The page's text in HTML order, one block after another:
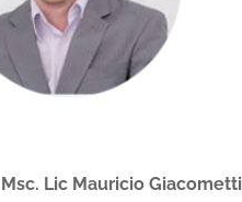
Msc. Lic Mauricio Giacometti